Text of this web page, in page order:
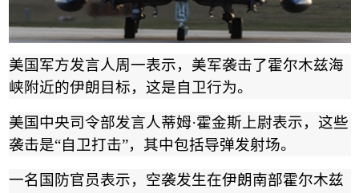
美国军方发言人周一表示，美军袭击了霍尔木兹海
峡附近的伊朗目标，这是自卫行为。
美国中央司令部发言人蒂姆·霍金斯上尉表示，这些
袭击是“自卫打击”，其中包括导弹发射场。
一名国防官员表示，空袭发生在伊朗南部霍尔木兹